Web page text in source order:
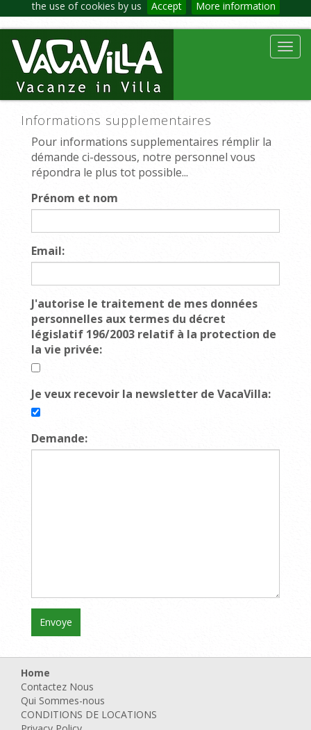
the use of cookies by us Accept More information
Informations supplementaires
Pour informations supplementaires rémplir la
démande ci-dessous, notre personnel vous
répondra le plus tot possible...
Prénom et nom
Email:
J'autorise le traitement de mes données
personnelles aux termes du décret
législatif 196/2003 relatif à la protection de
la vie privée:
Je veux recevoir la newsletter de VacaVilla:
Demande:
Home
Contactez Nous
Qui Sommes-nous
CONDITIONS DE LOCATIONS